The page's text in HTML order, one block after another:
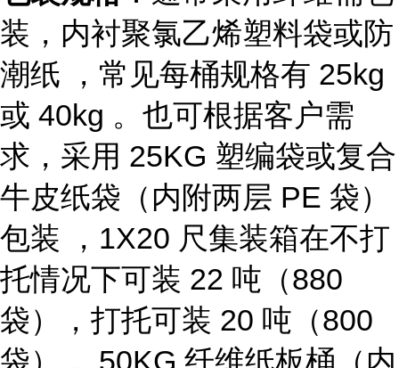
装，内衬聚氯乙烯塑料袋或防
潮纸 ，常见每桶规格有 25kg
或 40kg 。也可根据客户需
求，采用 25KG 塑编袋或复合
牛皮纸袋（内附两层 PE 袋）
包装 ，1X20 尺集装箱在不打
托情况下可装 22 吨（880
袋），打托可装 20 吨（800
袋） 。50KG 纤维纸板桶（内